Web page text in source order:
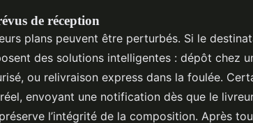
de réception
plans peuvent être perturbés. Si le
des solutions intelligentes : dépôt chez
ou relivraison express dans la foulée.
envoyant une notification dès que le
l’intégrité de la composition. Après